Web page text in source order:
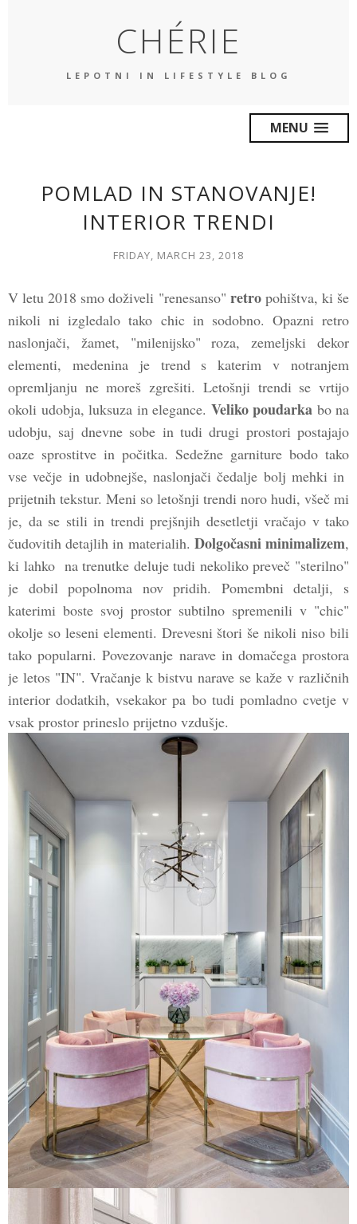
CHÉRIE
LEPOTNI IN LIFESTYLE BLOG
MENU
POMLAD IN STANOVANJE!
INTERIOR TRENDI
FRIDAY, MARCH 23, 2018
V letu 2018 smo doživeli "renesanso" retropohištva, ki še
nikoli ni izgledalo tako chic in sodobno. Opazni retro
naslonjači, žamet, "milenijsko" roza, zemeljski dekor
elementi, medenina je trend s katerim v notranjem
opremljanju ne moreš zgrešiti. Letošnji trendi se vrtijo
okoli udobja, luksuza in elegance. Veliko poudarka bo na
udobju, saj dnevne sobe in tudi drugi prostori postajajo
oaze sprostitve in počitka. Sedežne garniture bodo tako
vse večje in udobnejše, naslonjači čedalje bolj mehki in
prijetnih tekstur. Meni so letošnji trendi noro hudi, všeč mi
je, da se stili in trendi prejšnjih desetletji vračajo v tako
čudovitih detajlih in materialih. Dolgočasni minimalizem,
ki lahko na trenutke deluje tudi nekoliko preveč "sterilno"
je dobil popolnoma nov pridih. Pomembni detalji, s
katerimi boste svoj prostor subtilno spremenili v "chic"
okolje so leseni elementi. Drevesni štori še nikoli niso bili
tako popularni. Povezovanje narave in domačega prostora
je letos "IN". Vračanje k bistvu narave se kaže v različnih
interior dodatkih, vsekakor pa bo tudi pomladno cvetje v
vsak prostor prineslo prijetno vzdušje.